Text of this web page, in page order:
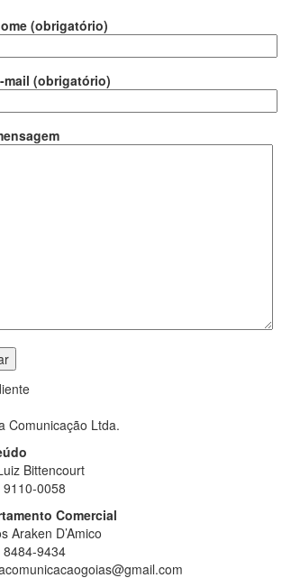
(obrigatório)
mail (obrigatório)
Comunicação Ltda.
Bittencourt
9110-0058
Comercial
Araken D’Amico
8484-9434